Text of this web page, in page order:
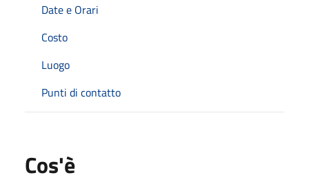
Date e Orari
Costo
Luogo
Punti di contatto
Cos'è